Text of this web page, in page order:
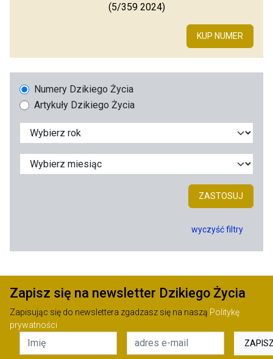
(5/359 2024)
KUP NUMER
Numery Dzikiego Życia
Artykuły Dzikiego Życia
ZASTOSUJ
wyczyść filtry
Zapisz się na newsletter Dzikiego Życia
Zapisując się do newslettera zgadzasz się na naszą Politykę
prywatności